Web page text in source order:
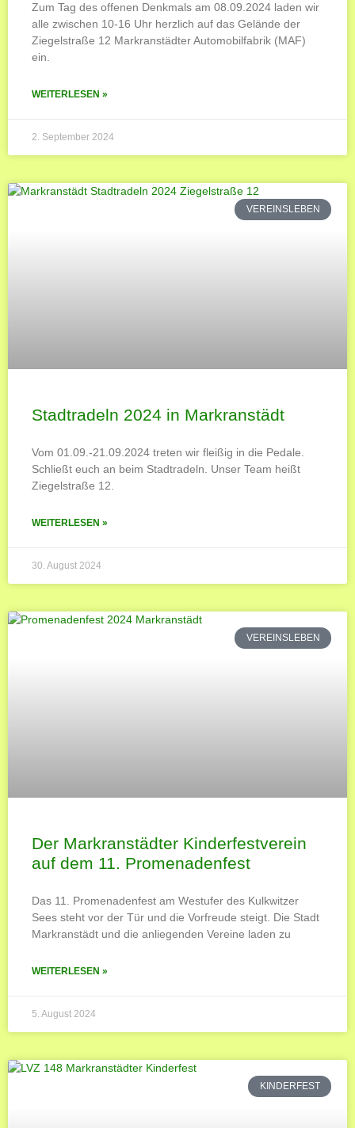
Zum Tag des offenen Denkmals am 08.09.2024 laden wir
alle zwischen 10-16 Uhr herzlich auf das Gelände der
Ziegelstraße 12 Markranstädter Automobilfabrik (MAF)
ein.
WEITERLESEN »
2. September 2024
VEREINSLEBEN
Stadtradeln 2024 in Markranstädt
Vom 01.09.-21.09.2024 treten wir fleißig in die Pedale.
Schließt euch an beim Stadtradeln. Unser Team heißt
Ziegelstraße 12.
WEITERLESEN »
30. August 2024
VEREINSLEBEN
Der Markranstädter Kinderfestverein
auf dem 11. Promenadenfest
Das 11. Promenadenfest am Westufer des Kulkwitzer
Sees steht vor der Tür und die Vorfreude steigt. Die Stadt
Markranstädt und die anliegenden Vereine laden zu
WEITERLESEN »
5. August 2024
KINDERFEST